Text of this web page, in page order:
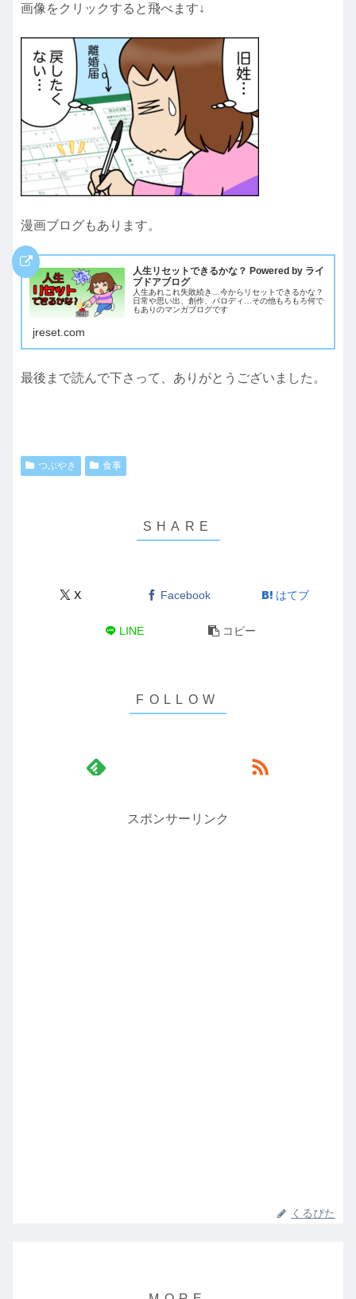
画像をクリックすると飛べます↓
漫画ブログもあります。
人生リセットできるかな？ Powered by ライ
ブドアブログ
人生あれこれ失敗続き…今からリセットできるかな？
日常や思い出、創作、パロディ…その他もろもろ何で
もありのマンガブログです
jreset.com
最後まで読んで下さって、ありがとうございました。
つぶやき 食事
X Facebook はてブ
LINE コピー
スポンサーリンク
くるぴた